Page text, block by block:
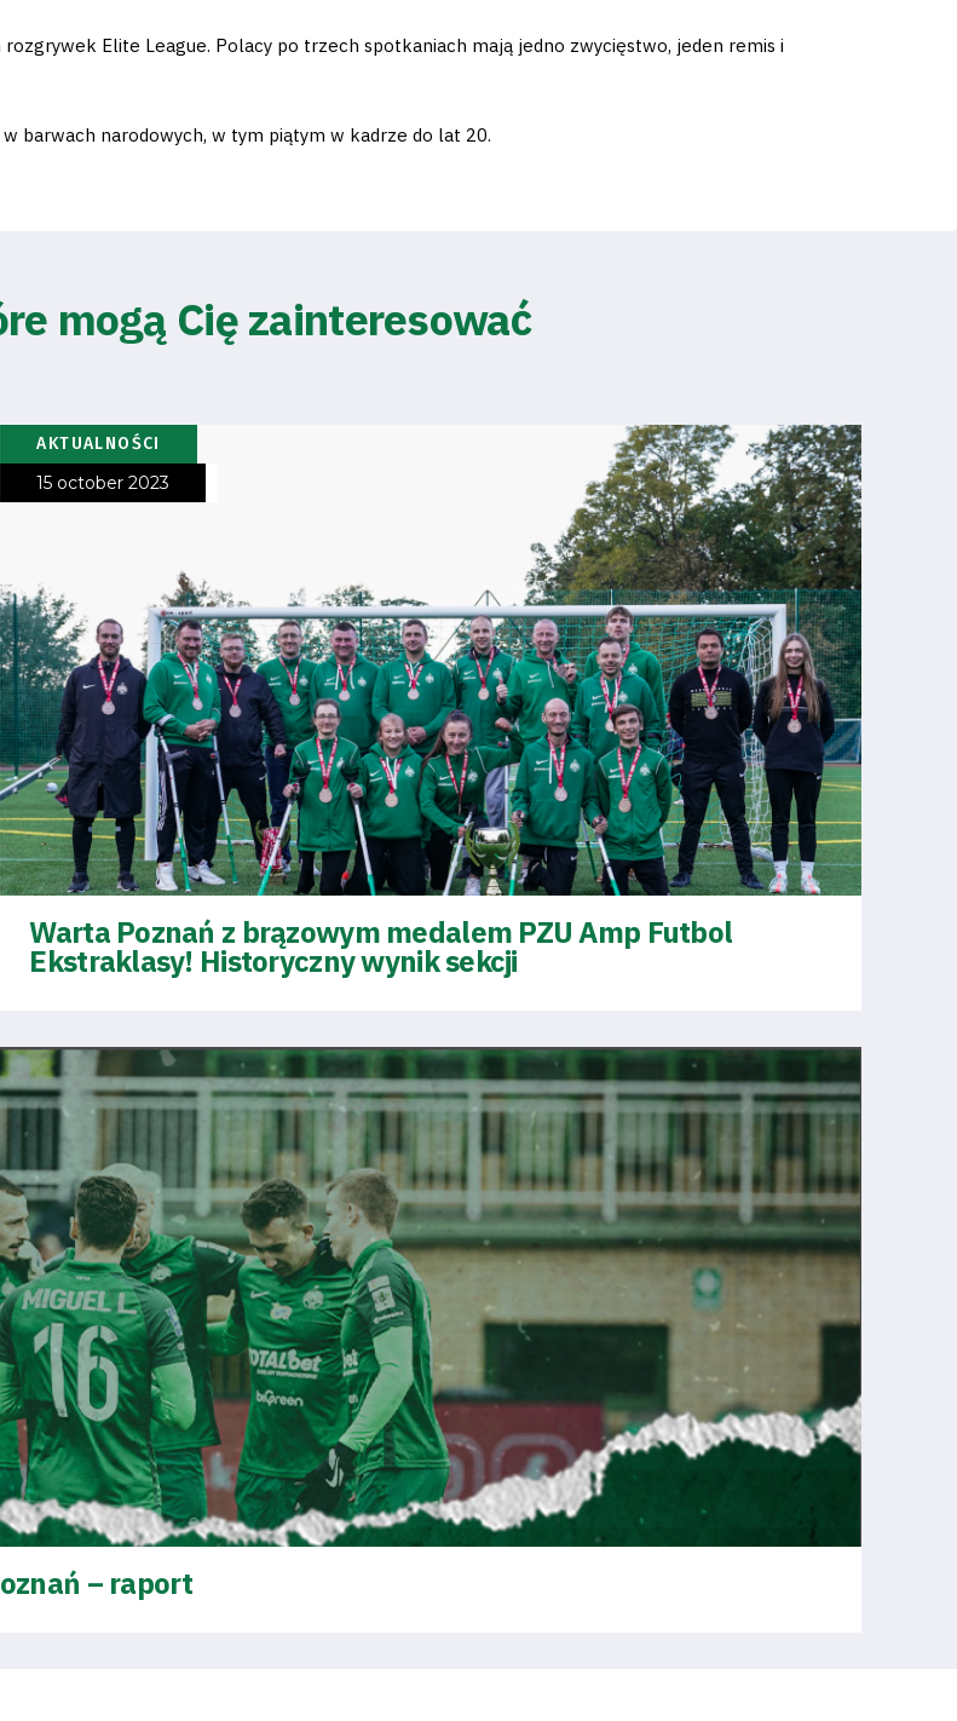
Elite League. Polacy po trzech spotkaniach mają jedno zwycięstwo, jeden remis i
barwach narodowych, w tym piątym w kadrze do lat 20.
mogą Cię zainteresować
AKTUALNOŚCI
15 october 2023
Warta Poznań z brązowym medalem PZU Amp Futbol
Ekstraklasy! Historyczny wynik sekcji
– raport